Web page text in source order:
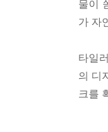
물이
가 자
타일
의 디
크를